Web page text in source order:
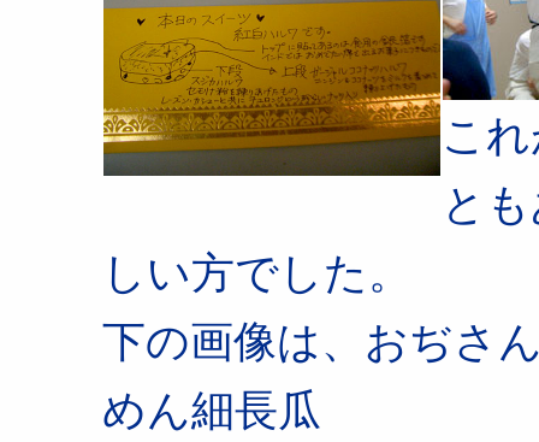
こ
と
しい方でした。
下の画像は、おぢさ
めん細長瓜